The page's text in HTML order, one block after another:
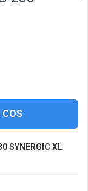
COS
SYNERGIC XL